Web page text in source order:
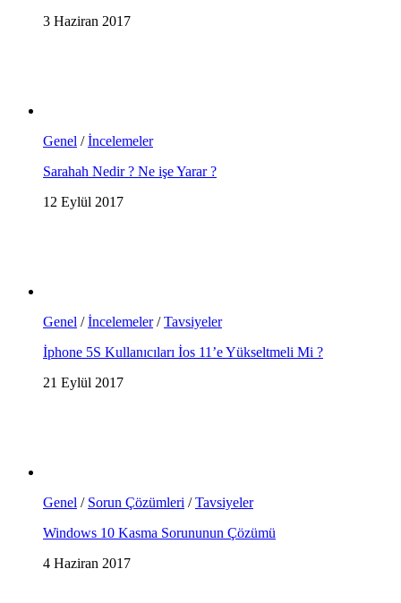
3 Haziran 2017
Genel /İncelemeler
Sarahah Nedir ? Ne işe Yarar ?
12 Eylül 2017
Genel /İncelemeler/Tavsiyeler
İphone 5S Kullanıcıları İos 11’e Yükseltmeli Mi ?
21 Eylül 2017
Genel / Sorun Çözümleri /Tavsiyeler
Windows 10 Kasma Sorununun Çözümü
4 Haziran 2017